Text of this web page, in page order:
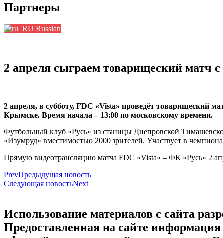
Партнеры
Russian
2 апреля сыграем товарищеский матч
2 апреля, в субботу, FDC «Vista» проведёт товарищеский
Крымске. Время начала ­– 13:00 по московскому времени.
Футбольный клуб «Русь» из станицы Днепровской
«Изумруд» вместимостью 2000 зрителей. Участвует в
Прямую видеотрансляцию матча FDC «Vista» – ФК «Русь» 2
PrevПредыдущая новость
Следующая новостьNext
Использование материалов с сайта
Предоставленная на сайте